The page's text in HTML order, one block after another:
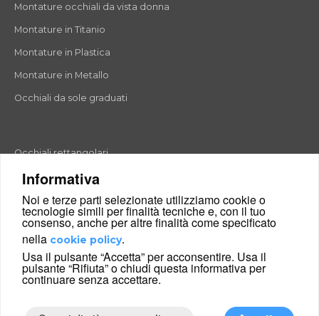
Informativa
Noi e terze parti selezionate utilizziamo cookie o
tecnologie simili per finalità tecniche e, con il tuo
consenso, anche per altre finalità come specificato
nella cookie policy.
Usa il pulsante “Accetta” per acconsentire. Usa il
pulsante “Rifiuta” o chiudi questa informativa per
continuare senza accettare.
Montature occhiali da vista donna
Montature in Titanio
Montature in Plastica
Montature in Metallo
Occhiali da sole graduati
Occhiali rettangolari
Occhiali rotondi
Occhiali a goccia
Occhiali a farfalla
Occhiali esagonali
Occhiali cat-eyes